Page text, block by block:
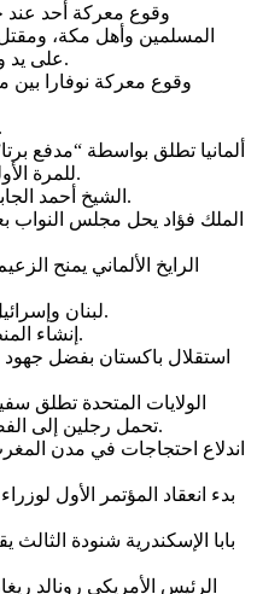
المسلمين وأهل مكة،
على يد وحشي بن حرببأمر من هند بنت عتبة.
1870 – إنشاء دار الكتب في القاهرة.
للمرة الأولى وذلك أثناء الحرب العالمية الأولى.
1921 – الشيخ أحمد الجابر الصباح يتولى حكم الكويت.
1949 – لبنان وإسرائيل تتفقان على هدنة عسكرية.
1950 – إنشاء المنظمة العالمية للأرصاد الجوية.
تحمل رجلين إلى الفضاء هما فيرغيل غريسوم وجون يونغ.